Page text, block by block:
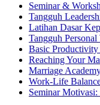
Seminar &
Tangguh
Latihan Dasar
Tangguh
Basic
Reaching Your
Marriage
Work-Life
Seminar